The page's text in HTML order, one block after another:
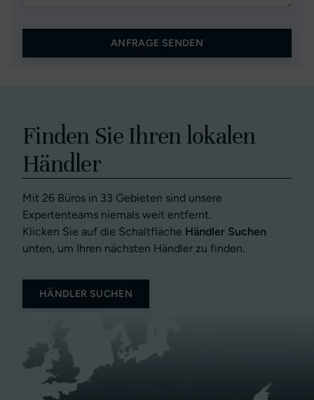
ANFRAGE SENDEN
Finden Sie Ihren lokalen
Händler
Mit 26 Büros in 33 Gebieten sind unsere
Expertenteams niemals weit entfernt.
Klicken Sie auf die Schaltfläche Händler Suchen
unten, um Ihren nächsten Händler zu finden.
HÄNDLER SUCHEN